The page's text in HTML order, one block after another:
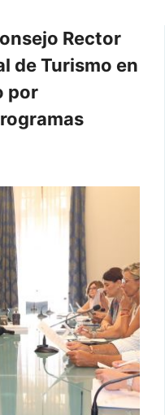
Rector
de Turismo en
por